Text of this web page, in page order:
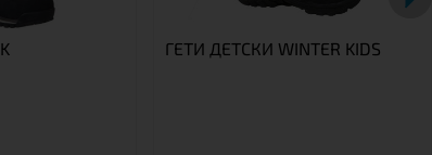
ГЕТИ ДЕТСКИ WINTER KIDS